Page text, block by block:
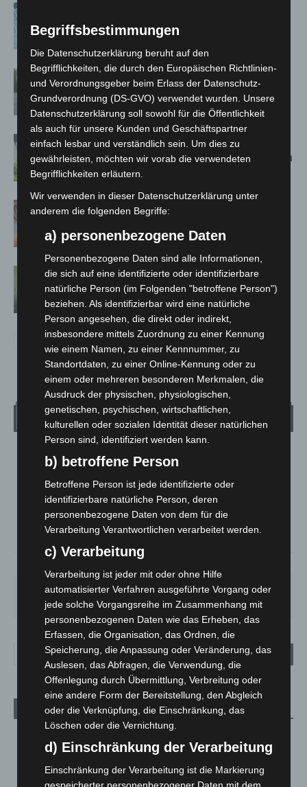
„Archetyp Market“ erhoben
Hannover: Polizei stoppt 166
Trunkenheitsfahrten bei
Großkontrolle
Schwarz Digits und Zscaler starten
souveräne Cloud-Sicherheitsplattform
für Europa
Warn-App: Jeder Zweite weiß nach
Cyberkriminalität in Niedersachsen
bleibt auf hohem Niveau
Wetter
LANGENHAGEN
12°C 13.3
11°
SA.
27°
SO.
34°
MO.
27°
DI.
23°
MI.
25
Aktuelle Beiträge
Waldbrandeinsatz aus Spanien zurück
7. August 2026
Begriffsbestimmungen
Die Datenschutzerklärung beruht auf den
Begrifflichkeiten, die durch den Europäischen Richtlinien-
und Verordnungsgeber beim Erlass der Datenschutz-
Grundverordnung (DS-GVO) verwendet wurden. Unsere
Datenschutzerklärung soll sowohl für die Öffentlichkeit
als auch für unsere Kunden und Geschäftspartner
einfach lesbar und verständlich sein. Um dies zu
gewährleisten, möchten wir vorab die verwendeten
Begrifflichkeiten erläutern.
Wir verwenden in dieser Datenschutzerklärung unter
anderem die folgenden Begriffe:
a) personenbezogene Daten
Personenbezogene Daten sind alle Informationen,
die sich auf eine identifizierte oder identifizierbare
natürliche Person (im Folgenden "betroffene Person")
beziehen. Als identifizierbar wird eine natürliche
Person angesehen, die direkt oder indirekt,
insbesondere mittels Zuordnung zu einer Kennung
wie einem Namen, zu einer Kennnummer, zu
Standortdaten, zu einer Online-Kennung oder zu
einem oder mehreren besonderen Merkmalen, die
Ausdruck der physischen, physiologischen,
genetischen, psychischen, wirtschaftlichen,
kulturellen oder sozialen Identität dieser natürlichen
Person sind, identifiziert werden kann.
b) betroffene Person
Betroffene Person ist jede identifizierte oder
identifizierbare natürliche Person, deren
personenbezogene Daten von dem für die
Verarbeitung Verantwortlichen verarbeitet werden.
c) Verarbeitung
Verarbeitung ist jeder mit oder ohne Hilfe
automatisierter Verfahren ausgeführte Vorgang oder
jede solche Vorgangsreihe im Zusammenhang mit
personenbezogenen Daten wie das Erheben, das
Erfassen, die Organisation, das Ordnen, die
Speicherung, die Anpassung oder Veränderung, das
Auslesen, das Abfragen, die Verwendung, die
Offenlegung durch Übermittlung, Verbreitung oder
eine andere Form der Bereitstellung, den Abgleich
oder die Verknüpfung, die Einschränkung, das
Löschen oder die Vernichtung.
d) Einschränkung der Verarbeitung
Einschränkung der Verarbeitung ist die Markierung